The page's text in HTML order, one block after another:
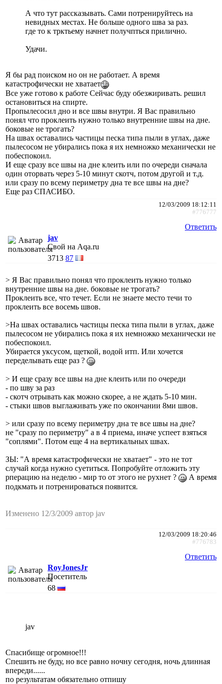
А что тут рассказывать. Сами потренируйтесь на
невидных местах. Не больше одного шва за раз.
где то к трктьему начнет получпться прилично.
Удачи.
Я бы рад поиском но он не работает. А время
катастрофически не хватает
Все уже готово к работе Сейчас буду обезжиривать. решил
остановиться на спирте.
Пропылесосил дно и все швы внутри. Я Вас правильно
понял что проклеить нужно только внутренние швы на дне.
боковые не трогать?
На швах оставались частицы песка типа пыли в углах, даже
пылесосом не убирались пока я их немножко механически не
побеспокоил.
И еще сразу все швы на дне клеить или по очереди сначала
один оторвать через 5-10 минут скотч, потом другой и т.д.
или сразу по всему периметру дна те все швы на дне?
Еще раз СПАСИБО.
12/03/2009 18:12:11
#776777
Ответить
jav
Свой на Aqa.ru
3713 87
> Я Вас правильно понял что проклеить нужно только
внутренние швы на дне. боковые не трогать?
Проклеить все, что течет. Если не знаете место течи то
проклеить все восемь швов.
>На швах оставались частицы песка типа пыли в углах, даже
пылесосом не убирались пока я их немножко механически не
побеспокоил.
Убирается уксусом, щеткой, водой итп. Или хочется
переделывать еще раз ?
> И еще сразу все швы на дне клеить или по очереди
- по шву за раз
- скотч отрывать как можно скорее, а не ждать 5-10 мин.
- стыки швов выглаживать уже по окончании 8ми швов.
> или сразу по всему периметру дна те все швы на дне?
не "сразу по периметру" а в 4 приема, иначе успеет взяться
"соплями". Потом еще 4 на вертикальных швах.
ЗЫ: "А время катастрофически не хватает" - это не тот
случай когда нужно суетиться. Попробуйте отложить эту
рперацию на неделю - мир то от этого не рухнет ?
А время
подкмать и потренироваться появится.
Изменено 12/3/2009 автор jav
12/03/2009 18:20:46
#776783
Ответить
RoyJonesJr
Посетитель
68
jav
Спасибище огромное!!!
Спешить не буду, но все равно ночну сегодня, ночь длинная
впереди......
по результатам обязательно отпишу